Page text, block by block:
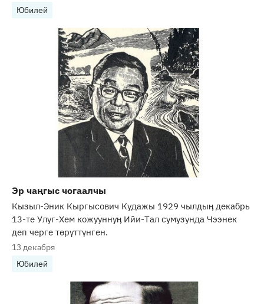
Юбилей
Эр чаңгыс чогаалчы
Кызыл-Эник Кыргысович Кудажы 1929 чылдыӊ декабрь
13-те Улуг-Хем кожууннуӊ Ийи-Тал сумузунда Чээнек
деп черге төрүттүнген.
13 декабря
Юбилей